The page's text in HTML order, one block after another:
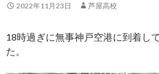
2022年11月23日 芦屋高校
18時過ぎに無事神戸空港に到着し
た。